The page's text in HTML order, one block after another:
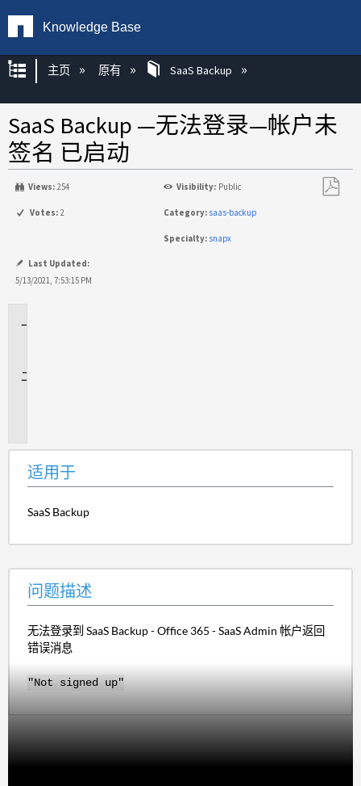
Knowledge Base
扩展/隐缩全局层次
主页 原有 SaaS Backup
SaaS Backup —无法登录—帐户未
签名 已启动
Views: 254 Visibility: Public
Votes: 2 Category: saas-backup
Specialty: snapx
Last Updated:
5/13/2021, 7:53:15 PM
适用于
SaaS Backup
问题描述
无法登录到 SaaS Backup - Office 365 - SaaS Admin 帐户返回
错误消息
"Not signed up"